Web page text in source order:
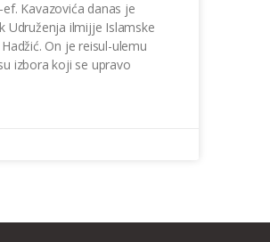
Kavazovića danas je
Udruženja ilmijje Islamske
On je reisul-ulemu
izbora koji se upravo